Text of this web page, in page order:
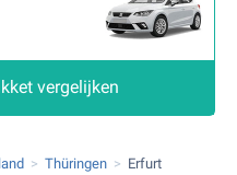
vergelijken
Thüringen Erfurt